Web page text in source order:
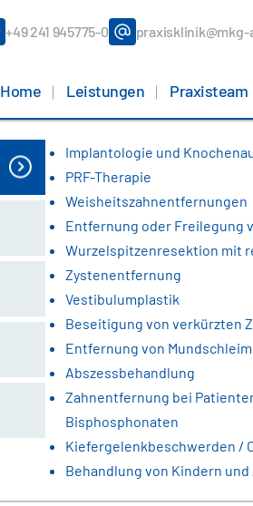
+49 241 945775-0 praxisklinik@mkg-
Home Leistungen Praxisteam
Implantologie und
PRF-Therapie
Weisheitszahnentfernungen
Entfernung oder Freilegung
Wurzelspitzenresektion mit
Zystenentfernung
Vestibulumplastik
Beseitigung von verkürzten
Entfernung von
Abszessbehandlung
Zahnentfernung bei
Bisphosphonaten
Kiefergelenkbeschwerden /
Behandlung von Kindern